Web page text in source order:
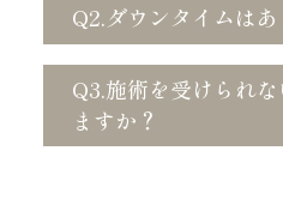
Q2.ダウンタイムはあ
Q3.施術を受けられ
ますか？